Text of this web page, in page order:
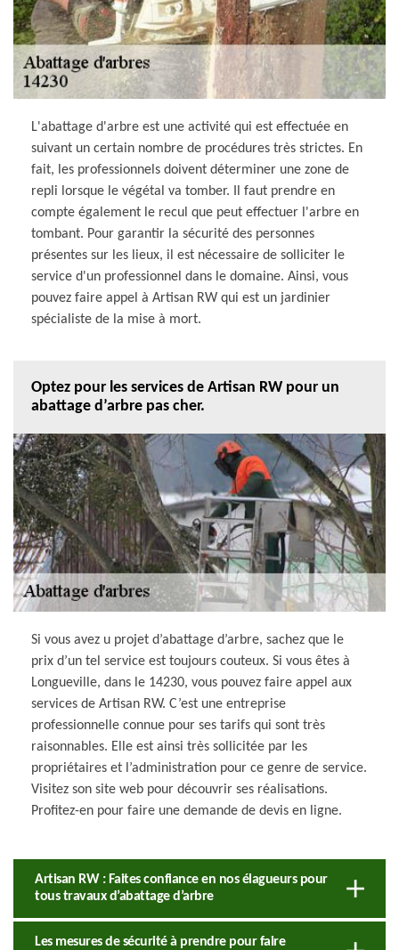
L'abattage d'arbre est une activité qui est effectuée en
suivant un certain nombre de procédures très strictes. En
fait, les professionnels doivent déterminer une zone de
repli lorsque le végétal va tomber. Il faut prendre en
compte également le recul que peut effectuer l'arbre en
tombant. Pour garantir la sécurité des personnes
présentes sur les lieux, il est nécessaire de solliciter le
service d'un professionnel dans le domaine. Ainsi, vous
pouvez faire appel à Artisan RW qui est un jardinier
spécialiste de la mise à mort.
Optez pour les services de Artisan RW pour un
abattage d’arbre pas cher.
Si vous avez u projet d’abattage d’arbre, sachez que le
prix d’un tel service est toujours couteux. Si vous êtes à
Longueville, dans le 14230, vous pouvez faire appel aux
services de Artisan RW. C’est une entreprise
professionnelle connue pour ses tarifs qui sont très
raisonnables. Elle est ainsi très sollicitée par les
propriétaires et l’administration pour ce genre de service.
Visitez son site web pour découvrir ses réalisations.
Profitez-en pour faire une demande de devis en ligne.
Artisan RW : Faites confiance en nos élagueurs pour
tous travaux d’abattage d’arbre
Les mesures de sécurité à prendre pour faire